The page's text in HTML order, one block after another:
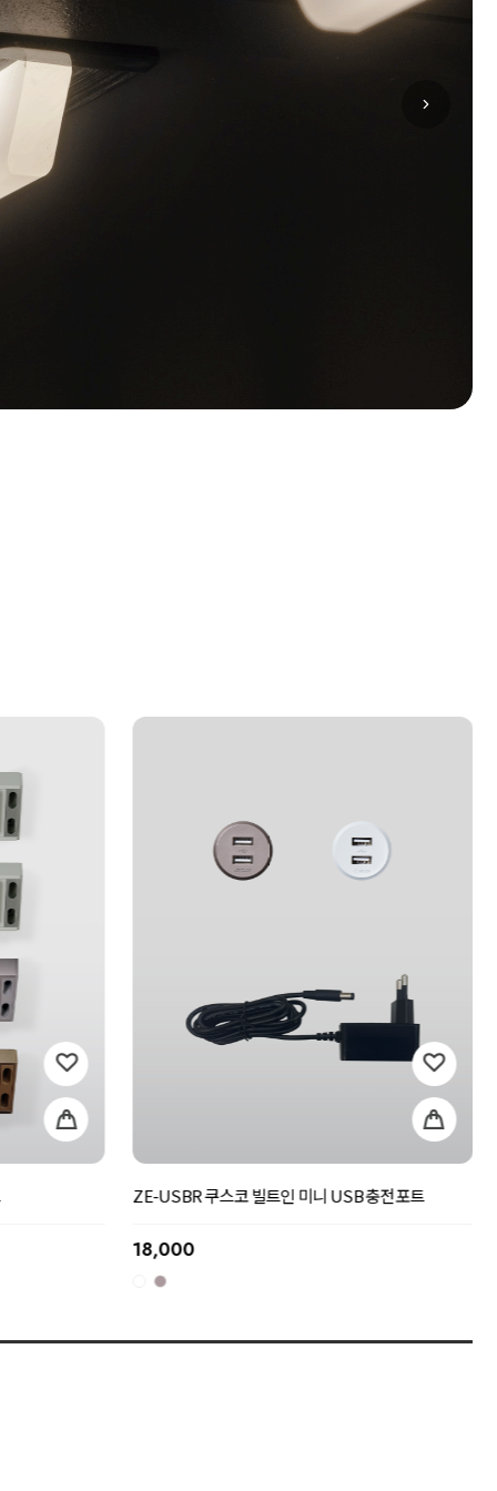
욕실 싱크대
ZC-FM2+ 더틀 USB 2구 콘센트 2구 무선충전 회전빌
53,000